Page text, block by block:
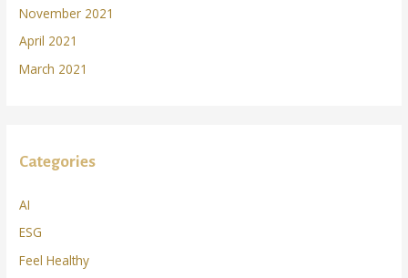
November 2021
April 2021
March 2021
Categories
AI
ESG
Feel Healthy